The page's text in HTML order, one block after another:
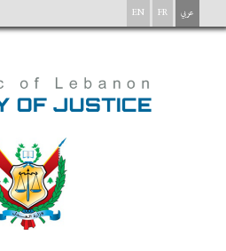
EN FR عربي